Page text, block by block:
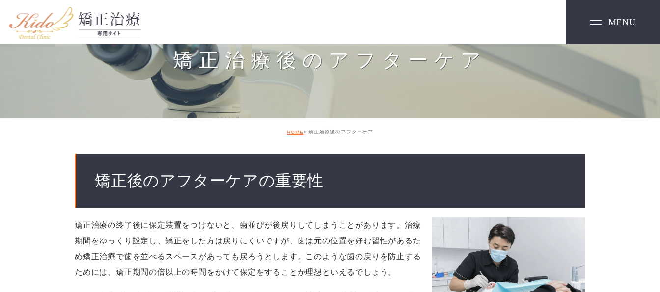
MENU
矯正治療後のアフターケア
HOME 矯正治療後のアフターケア
矯正後のアフターケアの重要性
矯正治療の終了後に保定装置をつけないと、歯並びが後戻りしてしまうことがあります。治療
期間をゆっくり設定し、矯正をした方は戻りにくいですが、歯は元の位置を好む習性があるた
め矯正治療で歯を並べるスペースがあっても戻ろうとします。このような歯の戻りを防止する
ためには、矯正期間の倍以上の時間をかけて保定をすることが理想といえるでしょう。